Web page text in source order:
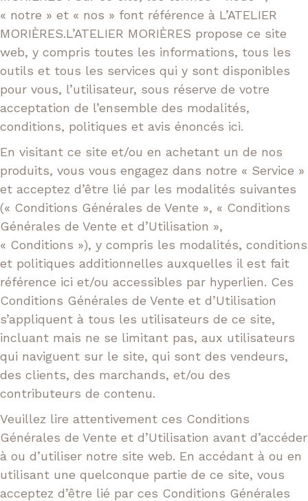
d
u
t
e
« notre » et « nos » font référence à L’ATELIER
MORIÈRES.L’ATELIER MORIÈRES propose ce site
web, y compris toutes les informations, tous les
outils et tous les services qui y sont disponibles
pour vous, l’utilisateur, sous réserve de votre
acceptation de l’ensemble des modalités,
conditions, politiques et avis énoncés ici.
En visitant ce site et/ou en achetant un de nos
produits, vous vous engagez dans notre « Service »
et acceptez d’être lié par les modalités suivantes
(« Conditions Générales de Vente », « Conditions
Générales de Vente et d’Utilisation »,
« Conditions »), y compris les modalités, conditions
et politiques additionnelles auxquelles il est fait
référence ici et/ou accessibles par hyperlien. Ces
Conditions Générales de Vente et d’Utilisation
s’appliquent à tous les utilisateurs de ce site,
incluant mais ne se limitant pas, aux utilisateurs
qui naviguent sur le site, qui sont des vendeurs,
des clients, des marchands, et/ou des
contributeurs de contenu.
Veuillez lire attentivement ces Conditions
Générales de Vente et d’Utilisation avant d’accéder
à ou d’utiliser notre site web. En accédant à ou en
utilisant une quelconque partie de ce site, vous
acceptez d’être lié par ces Conditions Générales
Lissage
Extensions
E-Shop
Nos tarifs
Nous contacter
FacebookInstagram